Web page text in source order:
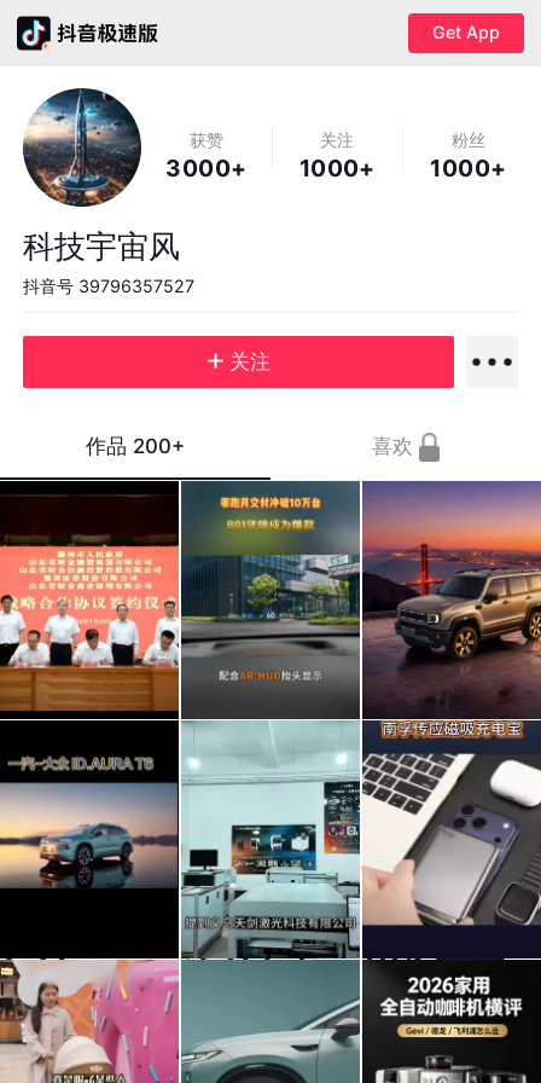
Get App
获赞
3000+
关注
1000+
粉丝
1000+
科技宇宙风
抖音号 39796357527
关注
作品 200+ 喜欢
山东
财金
集
团、
德邦
零跑
B01
把便
利感
拆进
北方
长重
塑越
野市
场，
车外
国内 出门